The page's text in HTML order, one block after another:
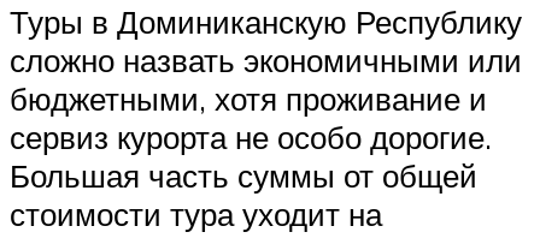
Туры в Доминиканскую Республику
сложно назвать экономичными или
бюджетными, хотя проживание и
сервиз курорта не особо дорогие.
Большая часть суммы от общей
стоимости тура уходит на